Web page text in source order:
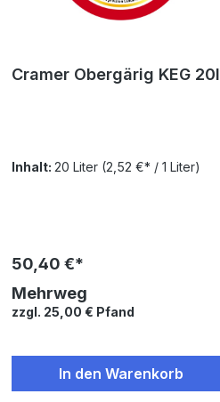
Cramer Obergärig KEG 20l
Inhalt:20 Liter (2,52 €* / 1 Liter)
50,40 €*
Mehrweg
zzgl. 25,00 € Pfand
In den Warenkorb